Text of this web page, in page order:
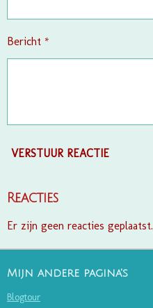
Bericht *
VERSTUUR REACTIE
Reacties
Er zijn geen reacties geplaatst.
Mijn andere pagina's
Blogtour